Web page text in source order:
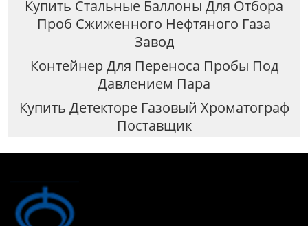
Купить Стальные Баллоны Для Отбора
Проб Сжиженного Нефтяного Газа
Завод
Контейнер Для Переноса Пробы Под
Давлением Пара
Купить Детекторе Газовый Хроматограф
Поставщик